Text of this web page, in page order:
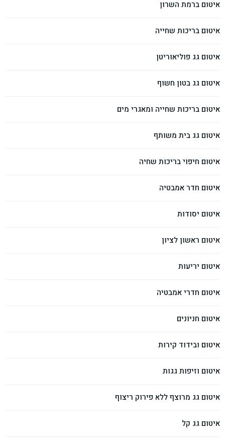
איטום ברמת השרון
איטום בריכות שחייה
איטום גג פוליאוריטן
איטום גג בטון חשוף
איטום בריכות שחייה ומאגרי מים
איטום גג בית משותף
איטום חיפוי בריכות שחיה
איטום חדר אמבטיה
איטום יסודות
איטום ראשון לציון
איטום יריעות
איטום חדרי אמבטיה
איטום חניונים
איטום ובידוד קירות
איטום וזיפות גגות
איטום גג מרוצף ללא פירוק ריצוף
איטום גג קל